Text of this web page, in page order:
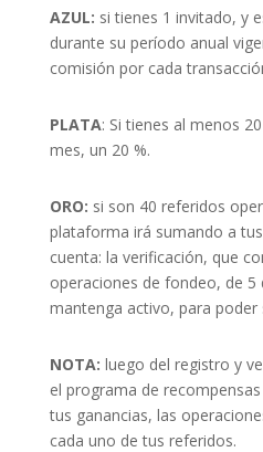
AZUL: si tienes 1 invitado, y
durante su período anual
comisión por cada
PLATA: Si tienes al menos
mes, un 20 %.
ORO: si son 40 referidos
plataforma irá sumando a
cuenta: la verificación, que
operaciones de fondeo, de 5
mantenga activo, para poder
NOTA: luego del registro y
el programa de
tus ganancias, las
cada uno de tus referidos.